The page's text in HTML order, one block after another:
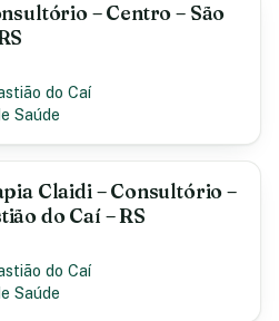
– Centro – São
do Caí
Saúde
Claidi – Consultório –
do Caí – RS
do Caí
Saúde